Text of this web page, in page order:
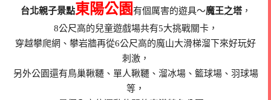
台北親子景點東陽公園有個厲害的遊具～魔王之塔，
8公尺高的兒童遊戲場共有5大挑戰關卡，
穿越攀爬網、攀岩牆再從6公尺高的魔山大滑梯溜下來好玩好
刺激，
另外公園還有鳥巢鞦韆、單人鞦韆、溜冰場、籃球場、羽球場
等，